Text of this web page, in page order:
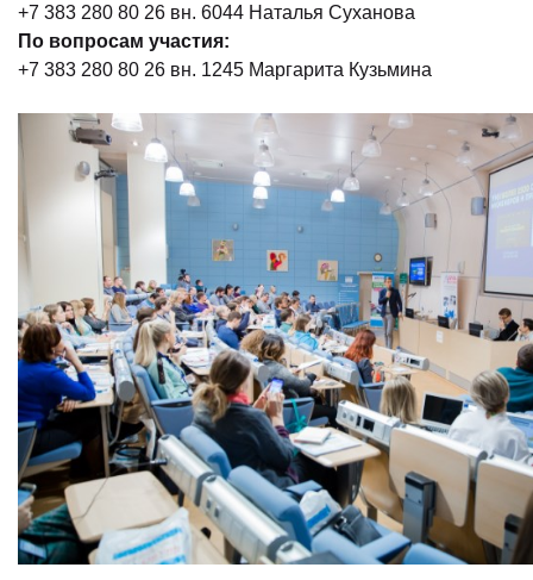
+7 383 280 80 26 вн. 6044 Наталья Суханова
По вопросам участия:
+7 383 280 80 26 вн. 1245 Маргарита Кузьмина